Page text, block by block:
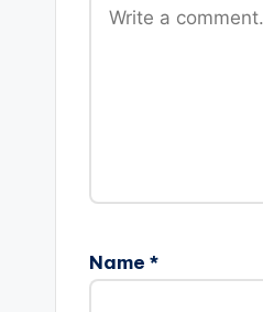
Name *